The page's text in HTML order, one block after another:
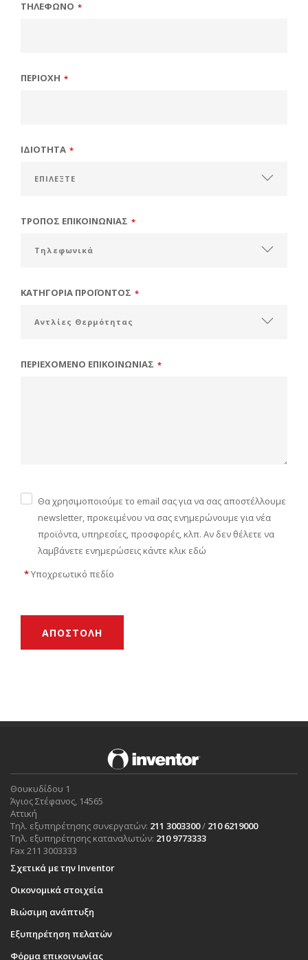
ΤΗΛΕΦΩΝΟ *
ΠΕΡΙΟΧΗ *
ΙΔΙΟΤΗΤΑ *
ΤΡΟΠΟΣ ΕΠΙΚΟΙΝΩΝΙΑΣ *
ΚΑΤΗΓΟΡΙΑ ΠΡΟΪΟΝΤΟΣ *
ΠΕΡΙΕΧΟΜΕΝΟ ΕΠΙΚΟΙΝΩΝΙΑΣ *
Θα χρησιμοποιούμε το email σας για να σας αποστέλλουμε
newsletter, προκειμένου να σας ενημερώνουμε για νέα
προϊόντα, υπηρεσίες, προσφορές, κλπ. Αν δεν θέλετε να
λαμβάνετε ενημερώσεις κάντε κλικ εδώ
*Υποχρεωτικό πεδίο
ΑΠΟΣΤΟΛΗ
Θουκυδίδου 1
Άγιος Στέφανος, 14565
Αττική
Τηλ. εξυπηρέτησης συνεργατών: 211 3003300/ 210 6219000
Τηλ. εξυπηρέτησης καταναλωτών: 210 9773333
Fax 211 3003333
Σχετικά με την Inventor
Οικονομικά στοιχεία
Βιώσιμη ανάπτυξη
Εξυπηρέτηση πελατών
Φόρμα επικοινωνίας